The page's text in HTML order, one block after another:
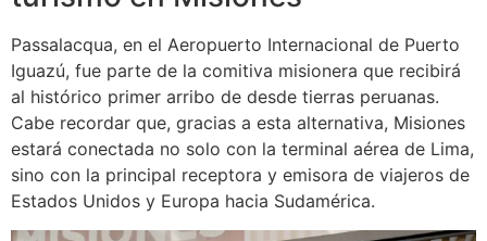
Passalacqua, en el Aeropuerto Internacional de Puerto
Iguazú, fue parte de la comitiva misionera que recibirá
al histórico primer arribo de desde tierras peruanas.
Cabe recordar que, gracias a esta alternativa, Misiones
estará conectada no solo con la terminal aérea de Lima,
sino con la principal receptora y emisora de viajeros de
Estados Unidos y Europa hacia Sudamérica.